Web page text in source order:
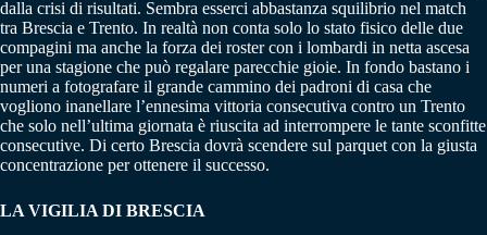
dalla crisi di risultati. Sembra esserci abbastanza squilibrio nel match
tra Brescia e Trento. In realtà non conta solo lo stato fisico delle due
compagini ma anche la forza dei roster con i lombardi in netta ascesa
per una stagione che può regalare parecchie gioie. In fondo bastano i
numeri a fotografare il grande cammino dei padroni di casa che
vogliono inanellare l’ennesima vittoria consecutiva contro un Trento
che solo nell’ultima giornata è riuscita ad interrompere le tante sconfitte
consecutive. Di certo Brescia dovrà scendere sul parquet con la giusta
concentrazione per ottenere il successo.
LA VIGILIA DI BRESCIA